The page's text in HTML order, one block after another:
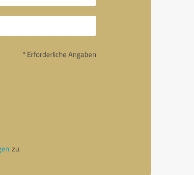
* Erforderliche Angaben
zu.